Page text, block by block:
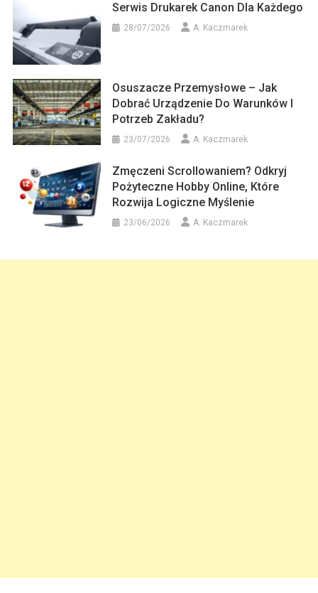
Serwis Drukarek Canon Dla Każdego
28/07/2026 A. Kaczmarek
Osuszacze Przemysłowe – Jak
Dobrać Urządzenie Do Warunków I
Potrzeb Zakładu?
23/07/2026 A. Kaczmarek
Zmęczeni Scrollowaniem? Odkryj
Pożyteczne Hobby Online, Które
Rozwija Logiczne Myślenie
23/06/2026 A. Kaczmarek